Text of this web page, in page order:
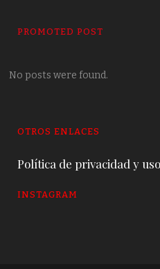
PROMOTED POST
No posts were found.
OTROS ENLACES
Política de privacidad y
INSTAGRAM